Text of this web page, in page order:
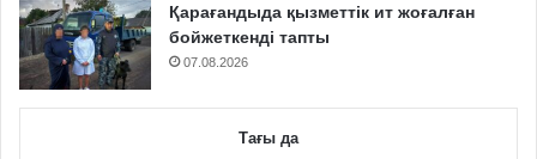
Қарағандыда қызметтік ит жоғалған
бойжеткенді тапты
07.08.2026
Тағы да